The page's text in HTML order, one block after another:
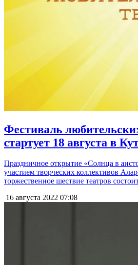
Фестиваль
стартует 18 августа в
Праздничное открытие «Солнца в
участием творческих коллективов
торжественное шествие театров
16 августа 2022 07:08